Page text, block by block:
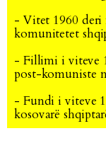
- Vitet 1960 deri
komunitetet
- Fillimi i viteve
post-komuniste
- Fundi i viteve
kosovarë